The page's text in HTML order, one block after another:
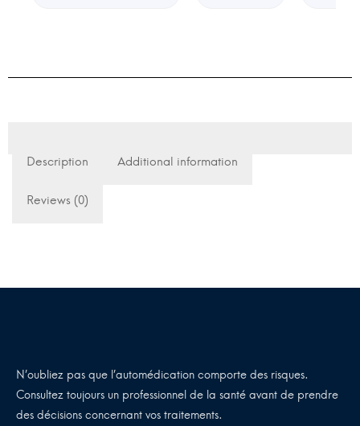
Description Additional information
Reviews (0)
N’oubliez pas que l’automédication comporte des risques.
Consultez toujours un professionnel de la santé avant de prendre
des décisions concernant vos traitements.